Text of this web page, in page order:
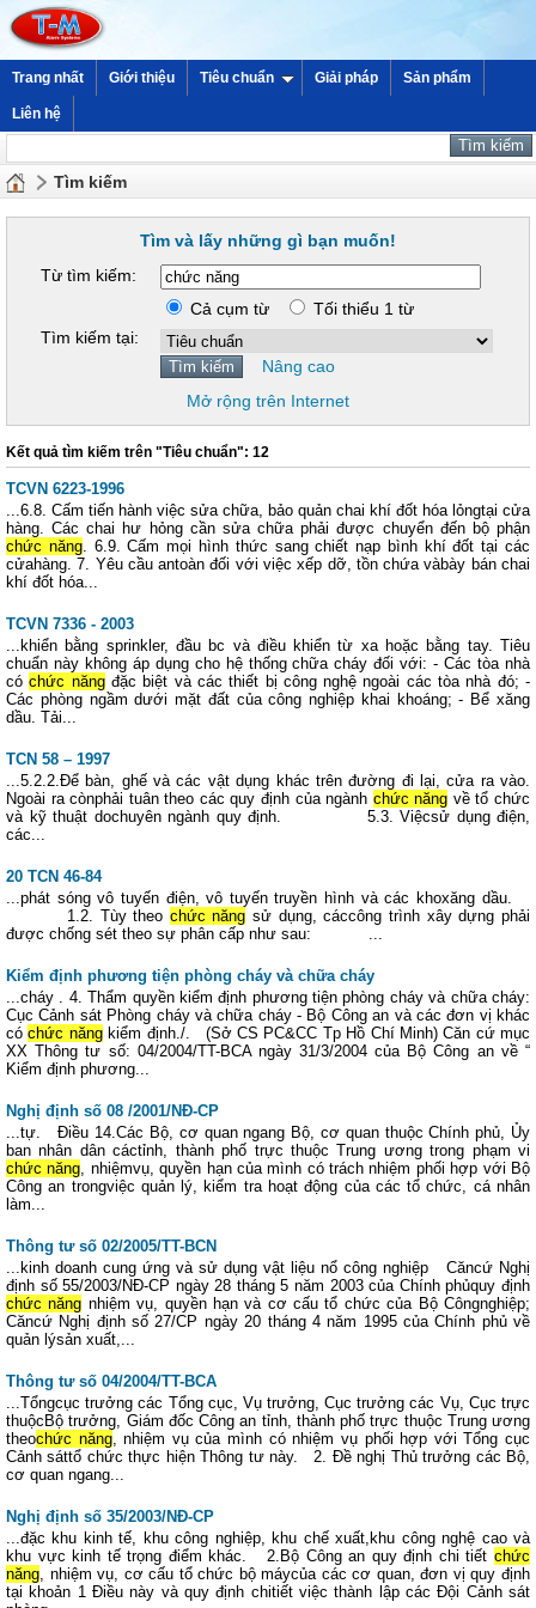
Trang nhất Giới thiệu Tiêu chuẩn Giải pháp Sản phẩm
Liên hệ
Tìm kiếm
Tìm và lấy những gì bạn muốn!
Từ tìm kiếm:
Cả cụm từ
Tối thiểu 1 từ
Tìm kiếm tại:
Nâng cao
Mở rộng trên Internet
Kết quả tìm kiếm trên "Tiêu chuẩn": 12
TCVN 6223-1996
...6.8. Cấm tiến hành việc sửa chữa, bảo quản chai khí đốt hóa lỏngtại cửa
hàng. Các chai hư hỏng cần sửa chữa phải được chuyển đến bộ phận
chức năng. 6.9. Cấm mọi hình thức sang chiết nạp bình khí đốt tại các
cửahàng. 7. Yêu cầu antoàn đối với việc xếp dỡ, tồn chứa vàbày bán chai
khí đốt hóa...
TCVN 7336 - 2003
...khiển bằng sprinkler, đầu bc và điều khiển từ xa hoặc bằng tay. Tiêu
chuẩn này không áp dụng cho hệ thống chữa cháy đối với: - Các tòa nhà
cóchức năngđặc biệt và các thiết bị công nghệ ngoài các tòa nhà đó; -
Các phòng ngầm dưới mặt đất của công nghiệp khai khoáng; - Bể xăng
dầu. Tải...
TCN 58 – 1997
...5.2.2.Để bàn, ghế và các vật dụng khác trên đường đi lại, cửa ra vào.
Ngoài ra cònphải tuân theo các quy định của ngành chức năng về tổ chức
và kỹ thuật dochuyên ngành quy định. 5.3. Việcsử dụng điện,
các...
20 TCN 46-84
...phát sóng vô tuyến điện, vô tuyến truyền hình và các khoxăng dầu.
1.2. Tùy theo chức năng sử dụng, cáccông trình xây dựng phải
được chống sét theo sự phân cấp như sau: ...
Kiểm định phương tiện phòng cháy và chữa cháy
...cháy . 4. Thẩm quyền kiểm định phương tiện phòng cháy và chữa cháy:
Cục Cảnh sát Phòng cháy và chữa cháy - Bộ Công an và các đơn vị khác
cóchức năngkiểm định./. (Sở CS PC&CC Tp Hồ Chí Minh) Căn cứ mục
XX Thông tư số: 04/2004/TT-BCA ngày 31/3/2004 của Bộ Công an về “
Kiểm định phương...
Nghị định số 08 /2001/NĐ-CP
...tự. Điều 14.Các Bộ, cơ quan ngang Bộ, cơ quan thuộc Chính phủ, Ủy
ban nhân dân cáctỉnh, thành phố trực thuộc Trung ương trong phạm vi
chức năng, nhiệmvụ, quyền hạn của mình có trách nhiệm phối hợp với Bộ
Công an trongviệc quản lý, kiểm tra hoạt động của các tổ chức, cá nhân
làm...
Thông tư số 02/2005/TT-BCN
...kinh doanh cung ứng và sử dụng vật liệu nổ công nghiệp Căncứ Nghị
định số 55/2003/NĐ-CP ngày 28 tháng 5 năm 2003 của Chính phủquy định
chức năng nhiệm vụ, quyền hạn và cơ cấu tổ chức của Bộ Côngnghiệp;
Căncứ Nghị định số 27/CP ngày 20 tháng 4 năm 1995 của Chính phủ về
quản lýsản xuất,...
Thông tư số 04/2004/TT-BCA
...Tổngcục trưởng các Tổng cục, Vụ trưởng, Cục trưởng các Vụ, Cục trực
thuộcBộ trưởng, Giám đốc Công an tỉnh, thành phố trực thuộc Trung ương
theochức năng, nhiệm vụ của mình có nhiệm vụ phối hợp với Tổng cục
Cảnh sáttổ chức thực hiện Thông tư này. 2. Đề nghị Thủ trưởng các Bộ,
cơ quan ngang...
Nghị định số 35/2003/NĐ-CP
...đặc khu kinh tế, khu công nghiệp, khu chế xuất,khu công nghệ cao và
khu vực kinh tế trọng điểm khác. 2.Bộ Công an quy định chi tiết chức
năng, nhiệm vụ, cơ cấu tổ chức bộ máycủa các cơ quan, đơn vị quy định
tại khoản 1 Điều này và quy định chitiết việc thành lập các Đội Cảnh sát